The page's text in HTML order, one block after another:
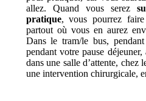
allez. Quand vous serez
pratique, vous pourrez faire
partout où vous en aurez
Dans le tram/le bus,
pendant votre pause
dans une salle d’attente, chez
une intervention chirurgicale,